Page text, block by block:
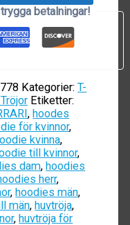
betalningar!
Kategorier:T-
Etiketter:
,hoodes
för kvinnor,
kvinna,
till kvinnor,
dam,hoodies
herr,
,hoodies män,
män,huvtröja,
,huvtröja för